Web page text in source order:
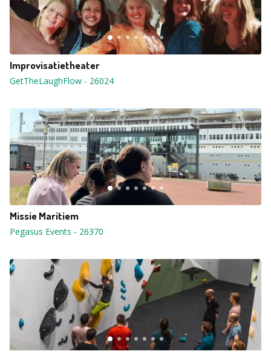
Improvisatietheater
GetTheLaughFlow - 26024
Missie Maritiem
Pegasus Events - 26370